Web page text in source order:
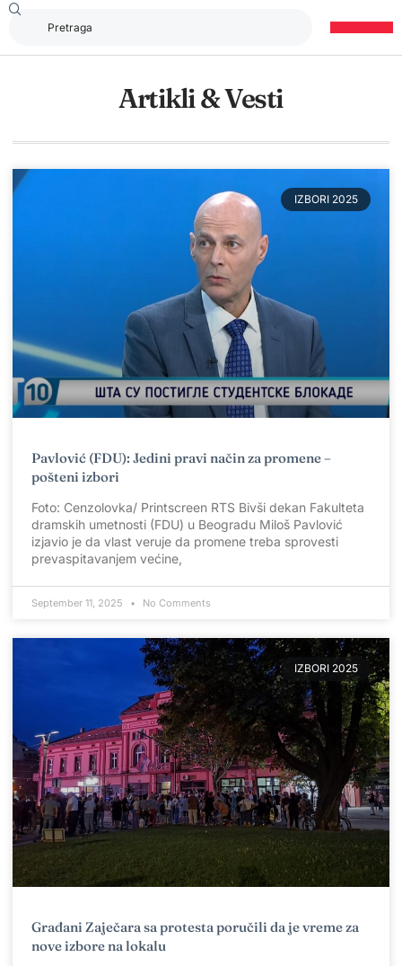
Artikli & Vesti
IZBORI 2025
Pavlović (FDU): Jedini pravi način za promene –
pošteni izbori
Foto: Cenzolovka/ Printscreen RTS Bivši dekan Fakulteta
dramskih umetnosti (FDU) u Beogradu Miloš Pavlović
izjavio je da vlast veruje da promene treba sprovesti
prevaspitavanjem većine,
September 11, 2025 No Comments
IZBORI 2025
Građani Zaječara sa protesta poručili da je vreme za
nove izbore na lokalu